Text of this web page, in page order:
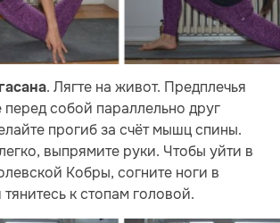
. Лягте на живот. Предплечья
собой параллельно друг
прогиб за счёт мышц спины.
выпрямите руки. Чтобы уйти в
Кобры, согните ноги в
тянитесь к стопам головой.